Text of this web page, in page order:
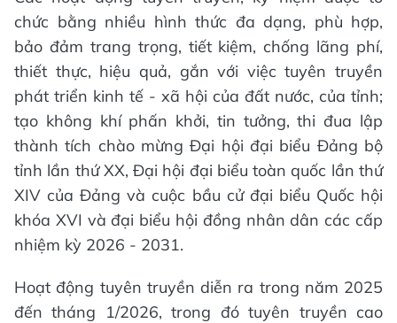
chức bằng nhiều hình thức đa dạng, phù hợp,
bảo đảm trang trọng, tiết kiệm, chống lãng phí,
thiết thực, hiệu quả, gắn với việc tuyên truyền
phát triển kinh tế - xã hội của đất nước, của tỉnh;
tạo không khí phấn khởi, tin tưởng, thi đua lập
thành tích chào mừng Đại hội đại biểu Đảng bộ
tỉnh lần thứ XX, Đại hội đại biểu toàn quốc lần thứ
XIV của Đảng và cuộc bầu cử đại biểu Quốc hội
khóa XVI và đại biểu hội đồng nhân dân các cấp
nhiệm kỳ 2026 - 2031.
Hoạt động tuyên truyền diễn ra trong năm 2025
đến tháng 1/2026, trong đó tuyên truyền cao